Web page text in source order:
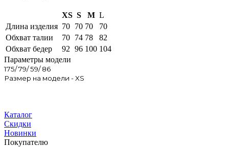
XS S M L
Длина изделия 70 70 70
70
Обхват талии
70 74 78
82
Обхват бедер
92 96 100 104
Параметры модели
175/ 79/ 59/ 86
Размер на модели - XS
Каталог
Скидки
Новинки
Покупателю